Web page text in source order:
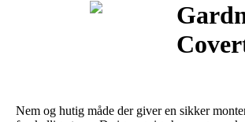
Nem og hutig måde der giver en sikker